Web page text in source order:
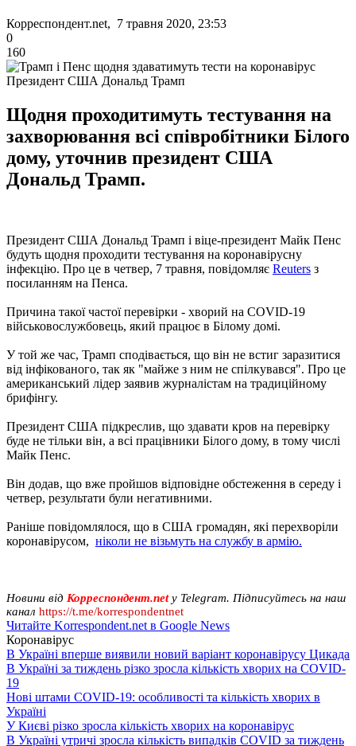
Корреспондент.net, 7 травня 2020, 23:53
0
160
Президент США Дональд Трамп
Щодня проходитимуть тестування на
захворювання всі співробітники Білого
дому, уточнив президент США
Дональд Трамп.
Президент США Дональд Трамп і віце-президент Майк Пенс
будуть щодня проходити тестування на коронавірусну
інфекцію. Про це в четвер, 7 травня, повідомляє Reuters з
посиланням на Пенса.
Причина такої частої перевірки - хворий на COVID-19
військовослужбовець, який працює в Білому домі.
У той же час, Трамп сподівається, що він не встиг заразитися
від інфікованого, так як "майже з ним не спілкувався". Про це
американський лідер заявив журналістам на традиційному
брифінгу.
Президент США підкреслив, що здавати кров на перевірку
буде не тільки він, а всі працівники Білого дому, в тому числі
Майк Пенс.
Він додав, що вже пройшов відповідне обстеження в середу і
четвер, результати були негативними.
Раніше повідомлялося, що в США громадян, які перехворіли
коронавірусом, ніколи не візьмуть на службу в армію.
Новини від Корреспондент.net у Telegram. Підписуйтесь на наш
канал https://t.me/korrespondentnet
Читайте Korrespondent.net в Google News
Коронавірус
В Україні вперше виявили новий варіант коронавірусу Цикада
В Україні за тиждень різко зросла кількість хворих на COVID-
19
Нові штами COVID-19: особливості та кількість хворих в
Україні
У Києві різко зросла кількість хворих на коронавірус
В Україні утричі зросла кількість випадків COVID за тиждень